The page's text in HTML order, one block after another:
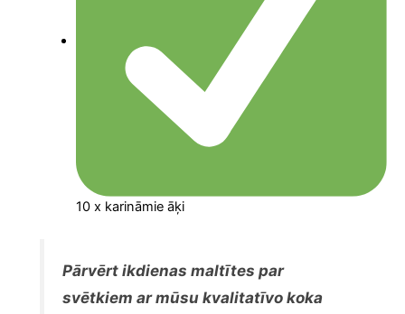
10 x karināmie āķi
Pārvērt ikdienas maltītes par
svētkiem ar mūsu kvalitatīvo koka